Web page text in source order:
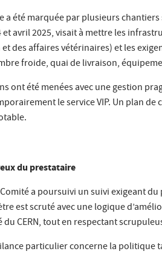
a été marquée par plusieurs
avril 2025, visait à mettre les
des affaires vétérinaires) et les
froide, quai de livraison,
ont été menées avec une gestion
le service VIP. Un plan
du prestataire
a poursuivi un suivi exigeant
est scruté avec une logique
CERN, tout en respectant
particulier concerne la politique